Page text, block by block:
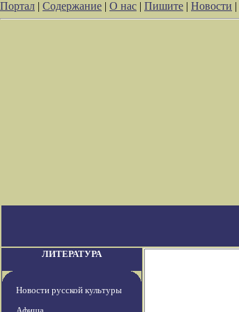
Портал | Содержание | О нас | Пишите | Новости |
ЛИТЕРАТУРА
Новости русской культуры